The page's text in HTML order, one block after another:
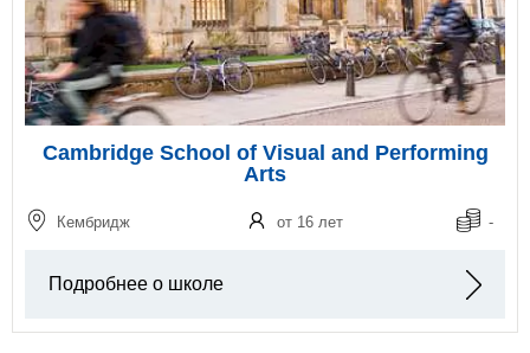
Cambridge School of Visual and Performing
Arts
Кембридж от 16 лет -
Подробнее о школе